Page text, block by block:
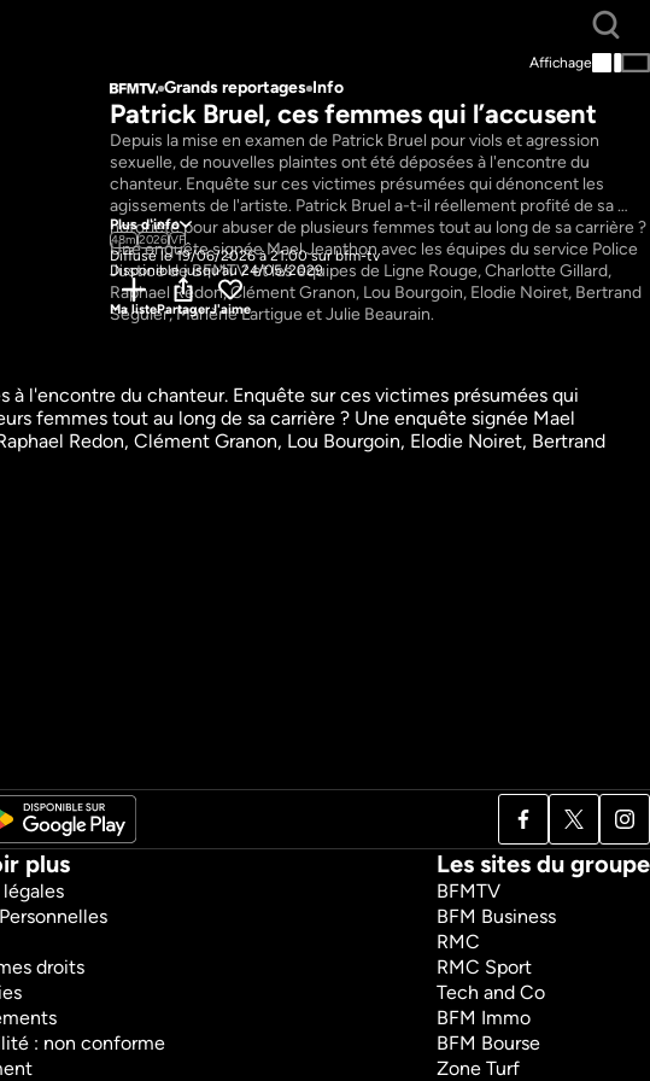
Affichage
Grands reportages Info
Patrick Bruel, ces femmes qui l’accusent
Depuis la mise en examen de Patrick Bruel pour viols et agression
sexuelle, de nouvelles plaintes ont été déposées à l'encontre du
chanteur. Enquête sur ces victimes présumées qui dénoncent les
agissements de l'artiste. Patrick Bruel a-t-il réellement profité de sa
notoriété pour abuser de plusieurs femmes tout au long de sa carrière ?
Une enquête signée Mael Jeanthon avec les équipes du service Police
Justice de BFMTV et les équipes de Ligne Rouge, Charlotte Gillard,
Raphael Redon, Clément Granon, Lou Bourgoin, Elodie Noiret, Bertrand
Séguier, Marlène Lartigue et Julie Beaurain.
Plus d'info
48m2026VF
Diffusé le 19/06/2026 à 21:00 sur bfm-tv
Disponible jusqu'au 24/05/2029
Ma listePartagerJ'aime
Kylian Mbappé,
l'affaire suédoise
Aya Nakamura, la voix
qui bouscule la France
à l'encontre du chanteur. Enquête sur ces victimes présumées qui
femmes tout au long de sa carrière ? Une enquête signée Mael
Redon, Clément Granon, Lou Bourgoin, Elodie Noiret, Bertrand
plus
droits
: non conforme
Les sites du groupe
BFMTV
BFM Business
RMC
RMC Sport
Tech and Co
BFM Immo
BFM Bourse
Zone Turf